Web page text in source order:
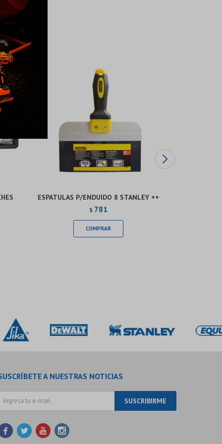
ESPATULAS P/ENDUIDO 8 STANLEY ++
$ 781
A NUESTRAS NOTICIAS
SUSCRIBIRME
   